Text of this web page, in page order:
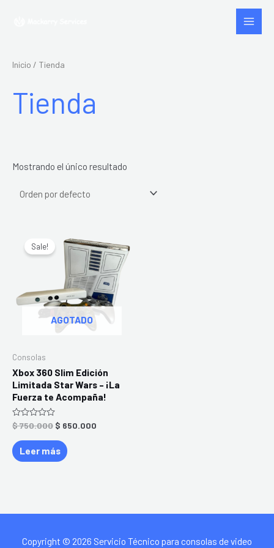
Main
Menu
Inicio / Tienda
Tienda
Mostrando el único resultado
AGOTADO
Sale!
Consolas
Xbox 360 Slim Edición
Limitada Star Wars – ¡La
Fuerza te Acompaña!
Valorado
en
de
5
$750.000
price
was:
$ 750.000.
$ 650.000
price
is:
$ 650.000.
Leer más
Copyright © 2026 Servicio Técnico para consolas de video